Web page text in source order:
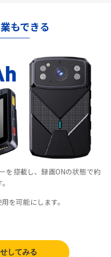
もできる
を搭載し、録画ONの状態で約
を可能にします。
してみる